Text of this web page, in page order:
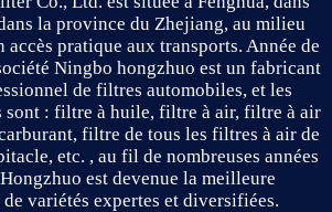
la province du Zhejiang, au milieu
accès pratique aux transports. Année de
Ningbo hongzhuo est un fabricant
de filtres automobiles, et les
: filtre à huile, filtre à air, filtre à air
filtre de tous les filtres à air de
etc. , au fil de nombreuses années
est devenue la meilleure
variétés expertes et diversifiées.